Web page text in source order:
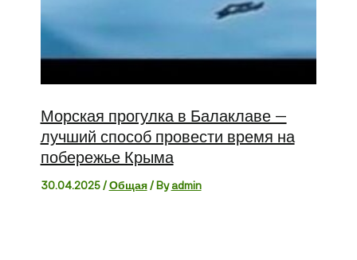
Морская прогулка в Балаклаве —
лучший способ провести время на
побережье Крыма
30.04.2025/Общая/ Byadmin